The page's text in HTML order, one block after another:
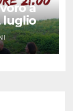
a
luglio